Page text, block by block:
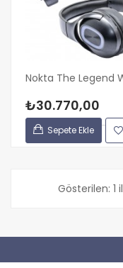
Nokta The Legend
₺30.770,00
Sepete Ekle
Gösterilen: 1